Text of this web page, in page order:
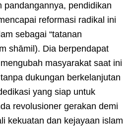
pandangannya, pendidikan
reformasi radikal ini
sebagai “tatanan
shāmil). Dia berpendapat
masyarakat saat ini
dukungan berkelanjutan
yang siap untuk
revolusioner gerakan demi
kekuatan dan kejayaan islam